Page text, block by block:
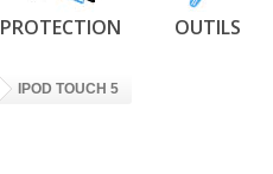
PROTECTION OUTILS
IPOD TOUCH 5